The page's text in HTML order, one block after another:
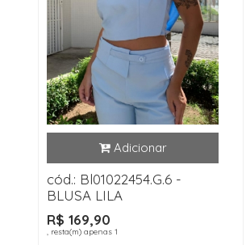
cód.: Bl01022454.G.6 -
BLUSA LILA
R$ 169,90
, resta(m) apenas 1